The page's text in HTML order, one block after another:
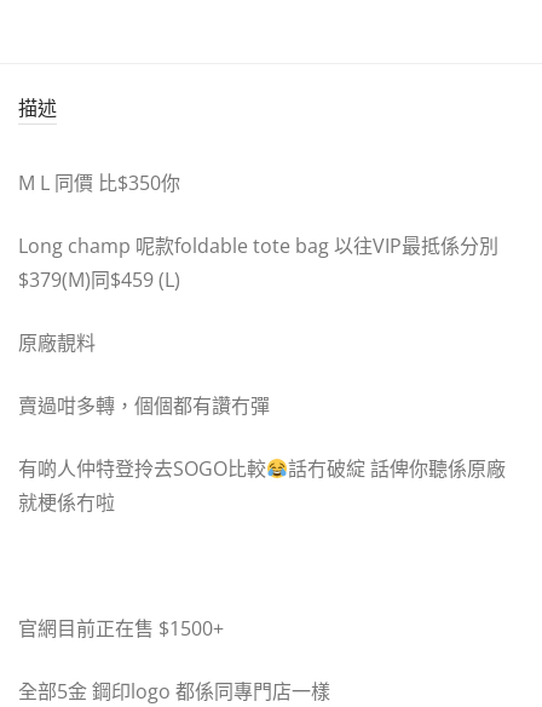
描述
M L 同價 比$350你
Long champ 呢款foldable tote bag 以往VIP最抵係分別
$379(M)同$459 (L)
原廠靚料
賣過咁多轉，個個都有讚冇彈
有啲人仲特登拎去SOGO比較
話冇破綻 話俾你聽係原廠
就梗係冇啦
官網目前正在售 $1500+
全部5金 鋼印logo 都係同專門店一樣